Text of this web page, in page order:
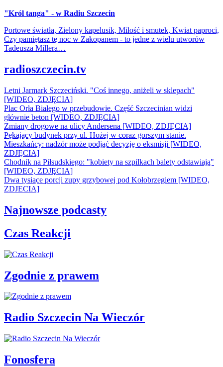
"Król tanga" - w Radiu Szczecin
Portowe światła, Zielony kapelusik, Miłość i smutek, Kwiat paproci,
Czy pamiętasz tę noc w Zakopanem - to jedne z wielu utworów
Tadeusza Millera…
radioszczecin.tv
Letni Jarmark Szczeciński. "Coś innego, aniżeli w sklepach"
[WIDEO, ZDJĘCIA]
Plac Orła Białego w przebudowie. Część Szczecinian widzi
głównie beton [WIDEO, ZDJĘCIA]
Zmiany drogowe na ulicy Andersena [WIDEO, ZDJĘCIA]
Pękający budynek przy ul. Hożej w coraz gorszym stanie.
Mieszkańcy: nadzór może podjąć decyzję o eksmisji [WIDEO,
ZDJĘCIA]
Chodnik na Piłsudskiego: "kobiety na szpilkach balety odstawiają"
[WIDEO, ZDJĘCIA]
Dwa tysiące porcji zupy grzybowej pod Kołobrzegiem [WIDEO,
ZDJECIA]
Najnowsze podcasty
Czas Reakcji
Zgodnie z prawem
Radio Szczecin Na Wieczór
Fonosfera